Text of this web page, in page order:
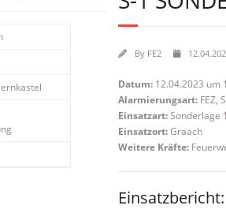
By FE2
Datum: 12.04.2023 um
Alarmierungsart: FEZ,
Einsatzart:Sonderlage
Einsatzort:Graach
Weitere Kräfte:
Einsatzbericht: